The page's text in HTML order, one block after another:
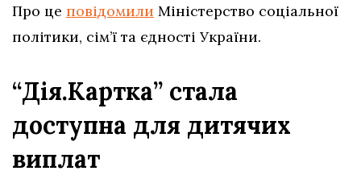
Про це повідомили Міністерство соціальної
політики, сім’ї та єдності України.
“Дія.Картка” стала
доступна для дитячих
виплат